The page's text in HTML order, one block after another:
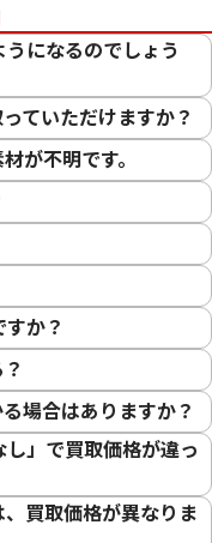
になるのでしょう
ていただけますか？
が不明です。
か？
場合はありますか？
」で買取価格が違っ
買取価格が異なりま